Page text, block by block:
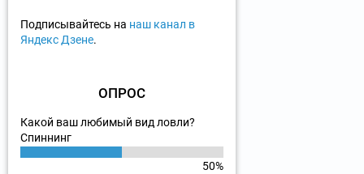
Подписывайтесь на наш канал в
Яндекс Дзене.
ОПРОС
Какой ваш любимый вид ловли?
Спиннинг
50%